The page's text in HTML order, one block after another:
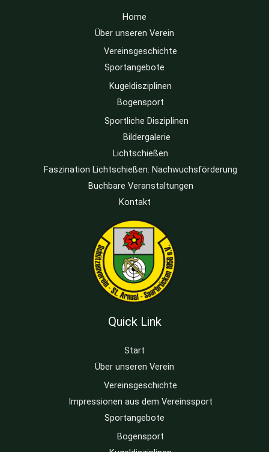
Home
Über unseren Verein
Vereinsgeschichte
Sportangebote
Kugeldisziplinen
Bogensport
Sportliche Disziplinen
Bildergalerie
Lichtschießen
Faszination Lichtschießen: Nachwuchsförderung
Buchbare Veranstaltungen
Kontakt
Quick Link
Start
Über unseren Verein
Vereinsgeschichte
Impressionen aus dem Vereinssport
Sportangebote
Bogensport